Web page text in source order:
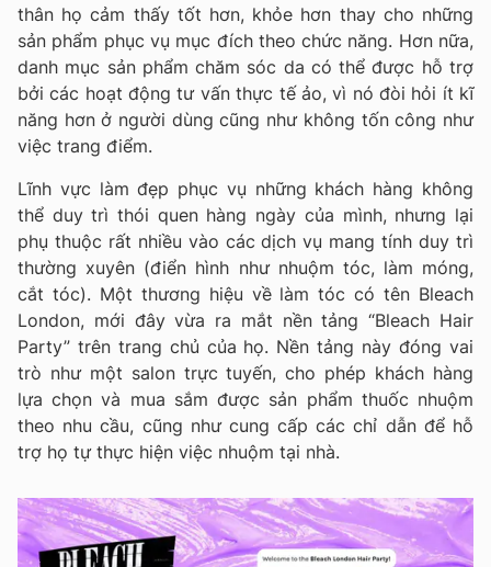
thân họ cảm thấy tốt hơn, khỏe hơn thay cho những
sản phẩm phục vụ mục đích theo chức năng. Hơn nữa,
danh mục sản phẩm chăm sóc da có thể được hỗ trợ
bởi các hoạt động tư vấn thực tế ảo, vì nó đòi hỏi ít kĩ
năng hơn ở người dùng cũng như không tốn công như
việc trang điểm.
Lĩnh vực làm đẹp phục vụ những khách hàng không
thể duy trì thói quen hàng ngày của mình, nhưng lại
phụ thuộc rất nhiều vào các dịch vụ mang tính duy trì
thường xuyên (điển hình như nhuộm tóc, làm móng,
cắt tóc). Một thương hiệu về làm tóc có tên Bleach
London, mới đây vừa ra mắt nền tảng “Bleach Hair
Party” trên trang chủ của họ. Nền tảng này đóng vai
trò như một salon trực tuyến, cho phép khách hàng
lựa chọn và mua sắm được sản phẩm thuốc nhuộm
theo nhu cầu, cũng như cung cấp các chỉ dẫn để hỗ
trợ họ tự thực hiện việc nhuộm tại nhà.